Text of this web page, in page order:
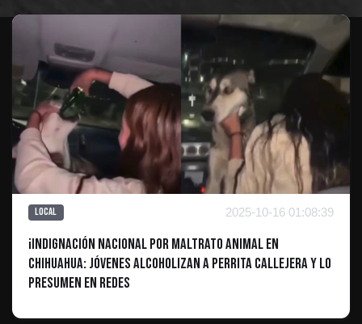
Local 2025-10-16 01:08:39
¡Indignación Nacional por Maltrato Animal en
Chihuahua: Jóvenes Alcoholizan a Perrita Callejera y lo
Presumen en Redes